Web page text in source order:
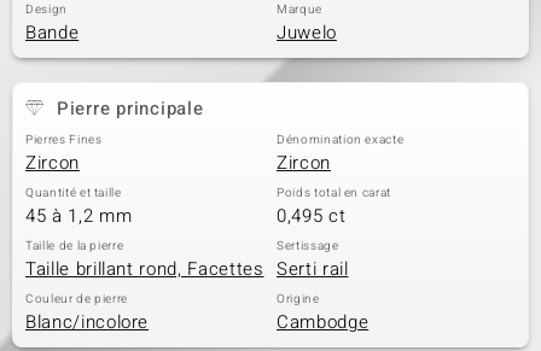
Design
Bande
Marque
Juwelo
Pierre principale
Pierres Fines
Zircon
Dénomination exacte
Zircon
Quantité et taille
45 à 1,2 mm
Poids total en carat
0,495 ct
Taille de la pierre
Taille brillant rond, Facettes
Sertissage
Serti rail
Couleur de pierre
Blanc/incolore
Origine
Cambodge